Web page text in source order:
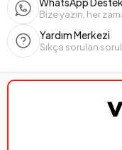
dokunma-hissetme
Oyun Akışı:
dizin.
Çocuğa tek tek
“sesli” gibi
Bize yazın, her
Yardım Merkezi
Sıkça sorulan